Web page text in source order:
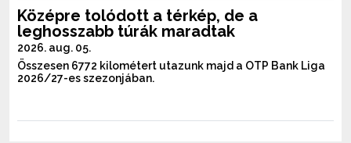
Középre tolódott a térkép, de a
leghosszabb túrák maradtak
2026. aug. 05.
Összesen 6772 kilométert utazunk majd a OTP Bank Liga
2026/27-es szezonjában.